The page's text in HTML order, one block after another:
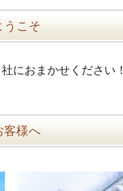
うこそ
におまかせください！
客様へ